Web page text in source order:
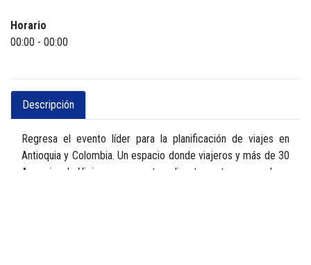
Horario
00:00 - 00:00
Descripción
Regresa el evento líder para la planificación de viajes en
Antioquia y Colombia. Un espacio donde viajeros y más de 30
Agencias de Viajes se
encuentran directamente para explorar